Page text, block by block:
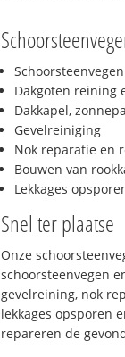
Dakgoten reining
Dakkapel,
Gevelreiniging
Nok reparatie en
Bouwen van
Lekkages
Snel ter plaatse
Onze
schoorsteenvegen
gevelreining, nok
lekkages opsporen
repareren de